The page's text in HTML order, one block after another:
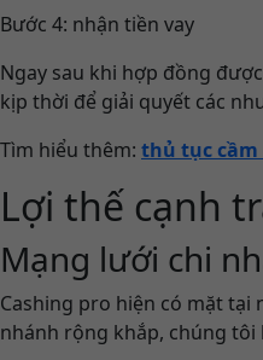
Bước 4: nhận tiền vay
Ngay sau khi hợp đồng
kịp thời để giải quyết các
Tìm hiểu thêm: thủ tục cầm
Lợi thế cạnh
Mạng lưới chi
Cashing pro hiện có mặt tại
nhánh rộng khắp, chúng